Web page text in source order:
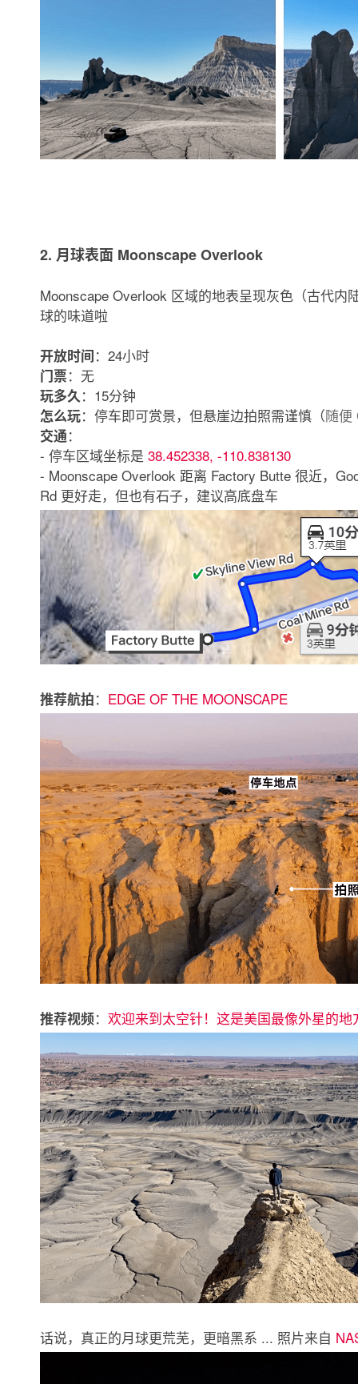
2. 月球表面 Moonscape Overlook
Moonscape Overlook 区域的地表呈现灰色（古代
球的味道啦
开放时间：24小时
门票：无
玩多久：15分钟
怎么玩：停车即可赏景，但悬崖边拍照需谨慎（随便
交通：
- 停车区域坐标是 38.452338, -110.838130
- Moonscape Overlook 距离 Factory Butte 很近，
Rd 更好走，但也有石子，建议高底盘车
推荐航拍： EDGE OF THE MOONSCAPE
推荐视频： 欢迎来到太空针！这是美国最像外星的地
话说，真正的月球更荒芜，更暗黑系 ... 照片来自